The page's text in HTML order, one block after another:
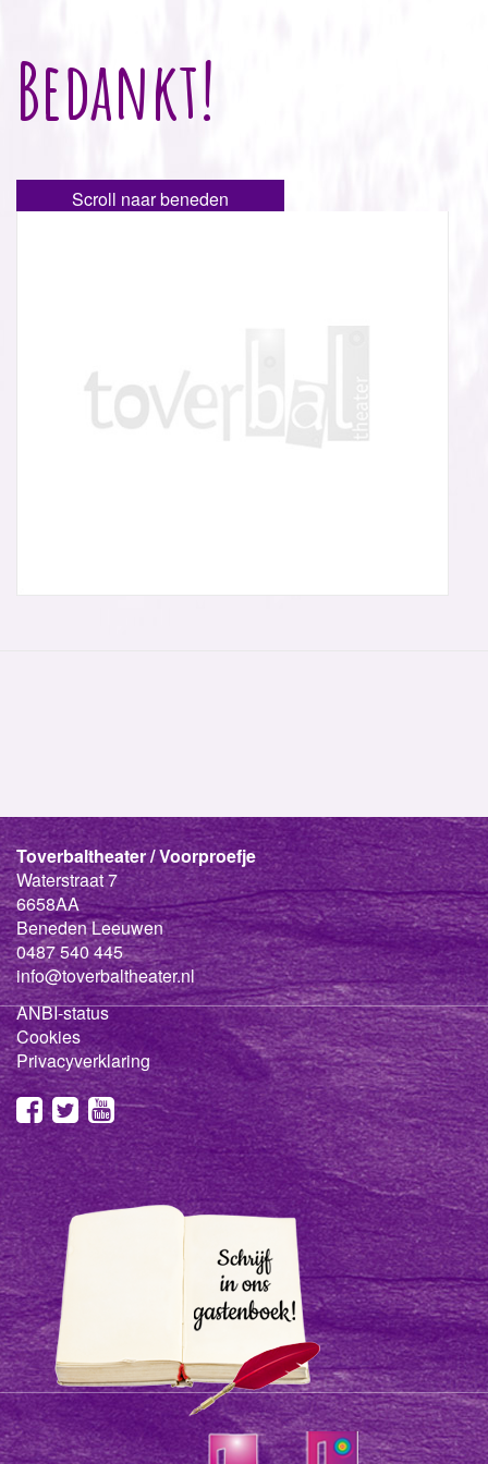
Bedankt!
Scroll naar beneden
Toverbaltheater / Voorproefje
Waterstraat 7
6658AA
Beneden Leeuwen
0487 540 445
info@toverbaltheater.nl
ANBI-status
Cookies
Privacyverklaring